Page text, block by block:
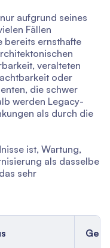
aufgrund seines
Fällen
bereits ernsthafte
veralteten
oder
die schwer
werden Legacy-
als durch die
ist, Wartung,
als dasselbe
sehr